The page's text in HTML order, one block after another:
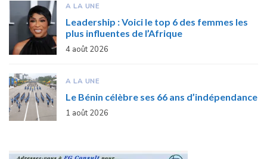
A LA UNE
Leadership : Voici le top 6 des femmes les
plus influentes de l’Afrique
4 août 2026
A LA UNE
Le Bénin célèbre ses 66 ans d’indépendance
1 août 2026